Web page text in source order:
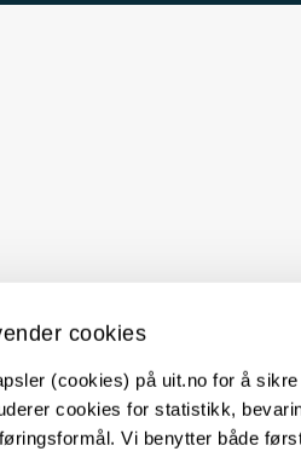
cookies
(cookies) på uit.no for å
cookies for statistikk,
Vi benytter både